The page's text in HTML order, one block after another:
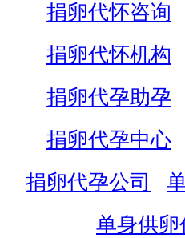
捐卵代怀咨询
捐卵代怀机构
捐卵代孕助孕
捐卵代孕中心
捐卵代孕公司
单身供卵